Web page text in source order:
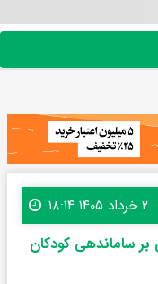
۲ خرداد ۱۴۰۵ ۱۸:۱۴
بر ساماندهی کودکان